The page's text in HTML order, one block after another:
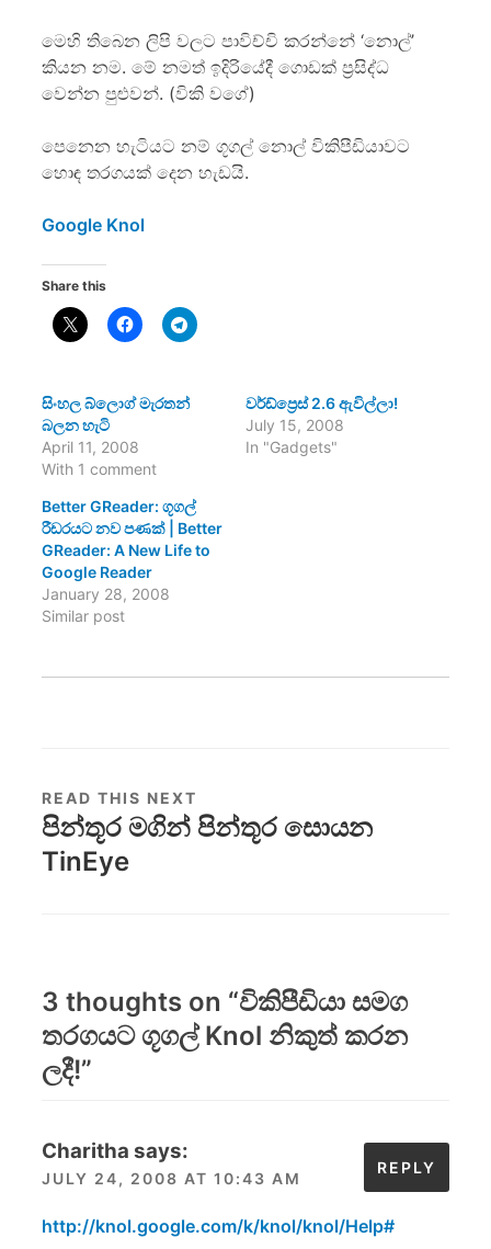
මෙහි තිබෙන ලිපි වලට පාවිච්චි කරන්නේ ‘නොල්’
කියන නම. මේ නමත් ඉදිරියේදී ගොඩක් ප්‍රසිද්ධ
වෙන්න පුළුවන්. (විකි වගේ)
පෙනෙන හැටියට නම් ගූගල් නොල් විකිපීඩියාවට
හොඳ තරගයක් දෙන හැඩයි.
Google Knol
Share this
සිංහල බ්ලොග් මැරතන්
බලන හැටි
April 11, 2008
With 1 comment
වර්ඩ්ප්‍රෙස් 2.6 ඇවිල්ලා!
July 15, 2008
In "Gadgets"
Better GReader: ගූගල්
රීඩරයට නව පණක් | Better
GReader: A New Life to
Google Reader
January 28, 2008
Similar post
READ THIS NEXT
පින්තූර මගින් පින්තූර සොයන
TinEye
3 thoughts on “විකිපීඩියා සමග
තරගයට ගූගල් Knol නිකුත් කරන
ලදී!”
Charitha says:
JULY 24, 2008 AT 10:43 AM
http://knol.google.com/k/knol/knol/Help#
REPLY